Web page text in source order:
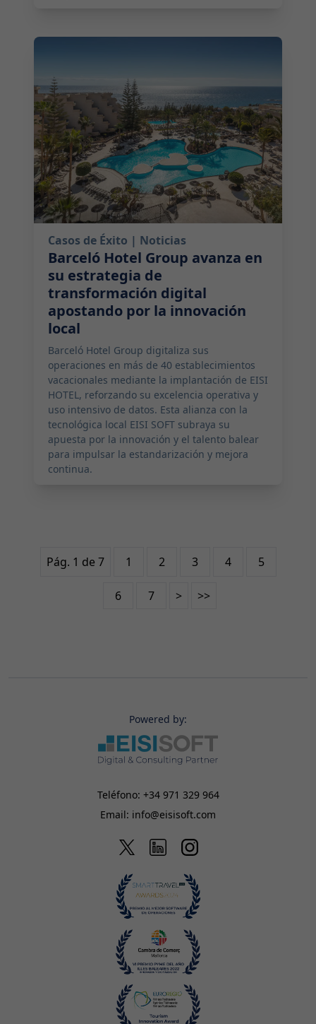
Casos de Éxito | Noticias
Barceló Hotel Group avanza en
su estrategia de
transformación digital
apostando por la innovación
local
Barceló Hotel Group digitaliza sus
operaciones en más de 40 establecimientos
vacacionales mediante la implantación de EISI
HOTEL, reforzando su excelencia operativa y
uso intensivo de datos. Esta alianza con la
tecnológica local EISI SOFT subraya su
apuesta por la innovación y el talento balear
para impulsar la estandarización y mejora
continua.
Pág. 1 de 7 1 2 3 4 5
6 7 > >>
Powered by:
Teléfono: +34 971 329 964
Email: info@eisisoft.com